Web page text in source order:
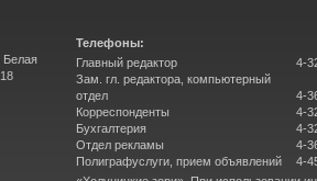
Белая
Телефоны:
Главный редактор
Зам. гл. редактора, компьютерный
отдел
Корреспонденты
Бухгалтерия
Отдел рекламы
Полиграфуслуги, прием объявлений
4-
4-
4-
4-
4-
4-